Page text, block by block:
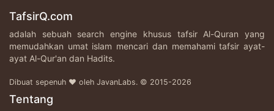
TafsirQ.com
adalah sebuah search engine khusus tafsir Al-Quran yang
memudahkan umat islam mencari dan memahami tafsir ayat-
ayat Al-Qur'an dan Hadits.
Dibuat sepenuh ♥ oleh JavanLabs. © 2015-2026
Tentang